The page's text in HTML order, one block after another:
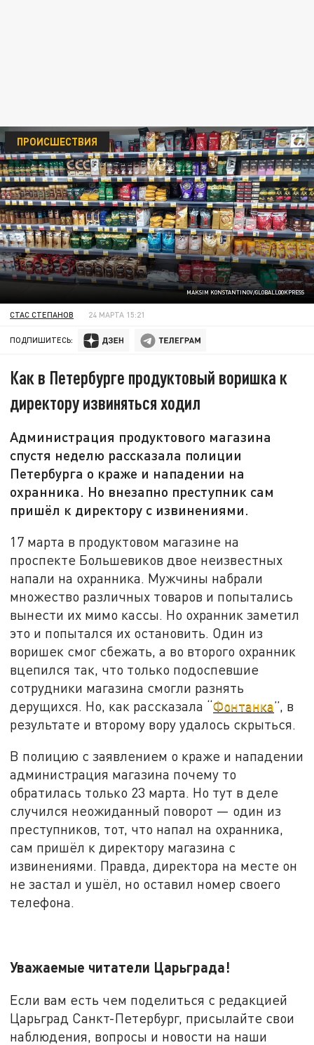
MAKSIM KONSTANTINOV/GLOBALLOOKPRESS
ПРОИСШЕСТВИЯ
СТАС СТЕПАНОВ 24 МАРТА 15:21
ПОДПИШИТЕСЬ:
Как в Петербурге продуктовый воришка к
директору извиняться ходил
Администрация продуктового магазина
спустя неделю рассказала полиции
Петербурга о краже и нападении на
охранника. Но внезапно преступник сам
пришёл к директору с извинениями.
17 марта в продуктовом магазине на
проспекте Большевиков двое неизвестных
напали на охранника. Мужчины набрали
множество различных товаров и попытались
вынести их мимо кассы. Но охранник заметил
это и попытался их остановить. Один из
воришек смог сбежать, а во второго охранник
вцепился так, что только подоспевшие
сотрудники магазина смогли разнять
дерущихся. Но, как рассказала “Фонтанка”, в
результате и второму вору удалось скрыться.
В полицию с заявлением о краже и нападении
администрация магазина почему то
обратилась только 23 марта. Но тут в деле
случился неожиданный поворот — один из
преступников, тот, что напал на охранника,
сам пришёл к директору магазина с
извинениями. Правда, директора на месте он
не застал и ушёл, но оставил номер своего
телефона.
Уважаемые читатели Царьграда!
Если вам есть чем поделиться с редакцией
Царьград Санкт-Петербург, присылайте свои
наблюдения, вопросы и новости на наши